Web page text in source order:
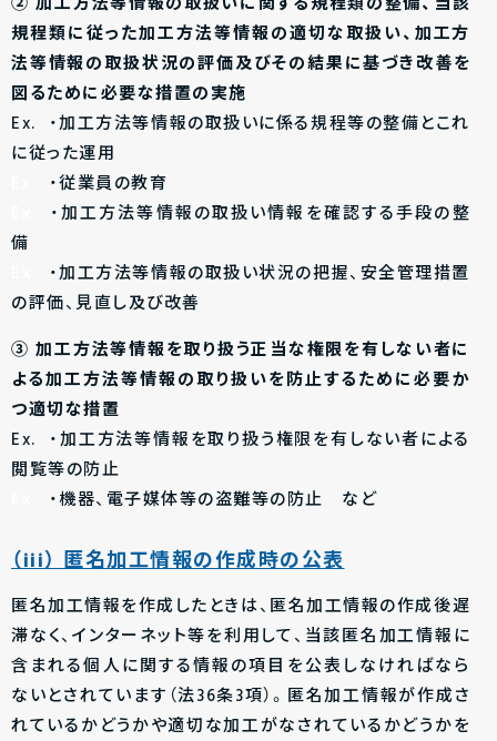
規程類に従った加工方法等情報の適切な取扱い、加工方
法等情報の取扱状況の評価及びその結果に基づき改善を
図るために必要な措置の実施
Ex. ・加工方法等情報の取扱いに係る規程等の整備とこれ
に従った運用
・従業員の教育
・加工方法等情報の取扱い情報を確認する手段の整
備
・加工方法等情報の取扱い状況の把握、安全管理措置
の評価、見直し及び改善
③ 加工方法等情報を取り扱う正当な権限を有しない者に
よる加工方法等情報の取り扱いを防止するために必要か
つ適切な措置
Ex. ・加工方法等情報を取り扱う権限を有しない者による
閲覧等の防止
・機器、電子媒体等の盗難等の防止 など
（iii） 匿名加工情報の作成時の公表
匿名加工情報を作成したときは、匿名加工情報の作成後遅
滞なく、インターネット等を利用して、当該匿名加工情報に
含まれる個人に関する情報の項目を公表しなければなら
ないとされています（法36条3項）。匿名加工情報が作成さ
れているかどうかや適切な加工がなされているかどうかを